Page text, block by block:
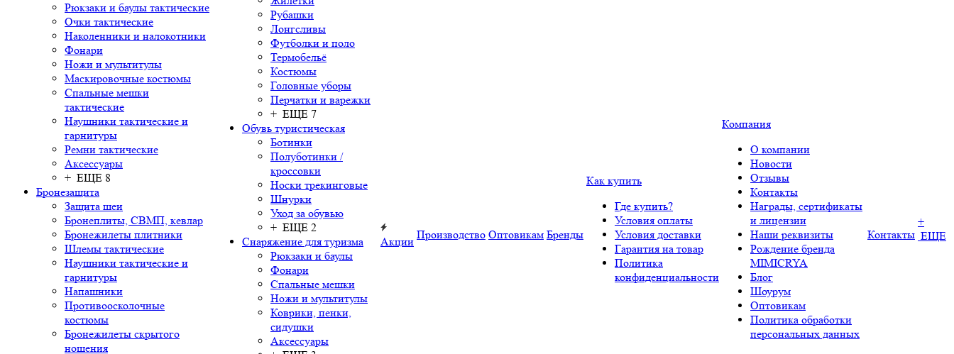
Рюкзаки и баулы тактические
Очки тактические
Наколенники и налокотники
Фонари
Ножи и мультитулы
Маскировочные костюмы
Спальные мешки
тактические
Наушники тактические и
гарнитуры
Ремни тактические
Аксессуары
+ ЕЩЕ 8
Бронезащита
Защита шеи
Бронеплиты, СВМП, кевлар
Бронежилеты плитники
Шлемы тактические
Наушники тактические и
гарнитуры
Напашники
Противоосколочные
костюмы
Бронежилеты скрытого
ношения
Рубашки
Лонгсливы
Футболки и поло
Термобельё
Костюмы
Головные уборы
Перчатки и варежки
+ ЕЩЕ 7
Обувь туристическая
Ботинки
Полуботинки /
кроссовки
Носки трекинговые
Шнурки
Уход за обувью
+ ЕЩЕ 2
Снаряжение для туризма
Рюкзаки и баулы
Фонари
Спальные мешки
Ножи и мультитулы
Коврики, пенки,
сидушки
Аксессуары
Акции
Производство Оптовикам Бренды
Как купить
Где купить?
Условия оплаты
Условия доставки
Гарантия на товар
Политика
конфиденциальности
Компания
О компании
Новости
Отзывы
Контакты
Награды, сертификаты
и лицензии
Наши реквизиты
Рождение бренда
MIMICRYA
Блог
Шоурум
Оптовикам
Политика обработки
персональных данных
Контакты
+
ЕЩЕ